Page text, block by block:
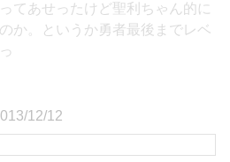
てあせったけど聖利ちゃん的に
か。というか勇者最後までレベ
12/12